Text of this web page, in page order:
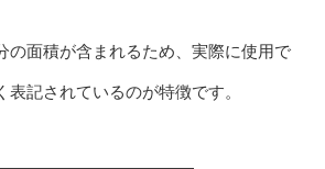
の面積が含まれるため、実際に使用で
表記されているのが特徴です。